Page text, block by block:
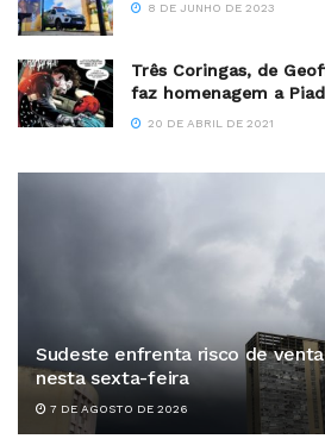
8 DE JUNHO DE 2023
Três Coringas, de
faz homenagem a
20 DE ABRIL DE 2021
Sudeste enfrenta risco de
nesta sexta-feira
7 DE AGOSTO DE 2026